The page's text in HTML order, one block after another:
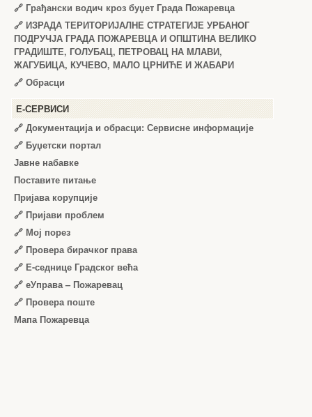
🔗 Грађански водич кроз буџет Града Пожаревца
🔗 ИЗРАДА ТЕРИТОРИЈАЛНЕ СТРАТЕГИЈЕ УРБАНОГ
ПОДРУЧЈА ГРАДА ПОЖАРЕВЦА И ОПШТИНА ВЕЛИКО
ГРАДИШТЕ, ГОЛУБАЦ, ПЕТРОВАЦ НА МЛАВИ,
ЖАГУБИЦА, КУЧЕВО, МАЛО ЦРНИЋЕ И ЖАБАРИ
🔗 Обрасци
Е-СЕРВИСИ
🔗 Документација и обрасци: Сервисне информације
🔗 Буџетски портал
Јавне набавке
Поставите питање
Пријава корупције
🔗 Пријави проблем
🔗 Мој порез
🔗 Провера бирачког права
🔗 Е-седнице Градског већа
🔗 еУправа – Пожаревац
🔗 Провера поште
Мапа Пожаревца